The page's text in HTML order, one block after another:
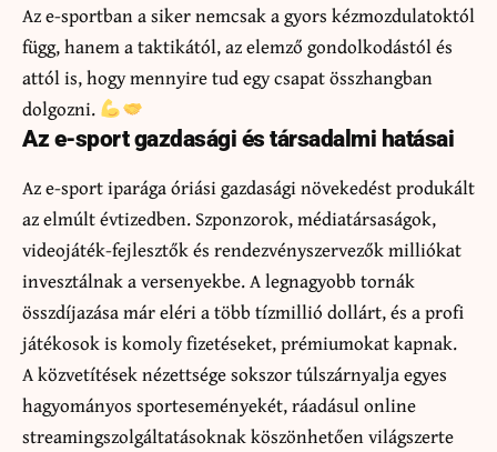
Az e-sportban a siker nemcsak a gyors kézmozdulatoktól
függ, hanem a taktikától, az elemző gondolkodástól és
attól is, hogy mennyire tud egy csapat összhangban
dolgozni.
Az e-sport gazdasági és társadalmi hatásai
Az e-sport iparága óriási gazdasági növekedést produkált
az elmúlt évtizedben. Szponzorok, médiatársaságok,
videojáték-fejlesztők és rendezvényszervezők milliókat
invesztálnak a versenyekbe. A legnagyobb tornák
összdíjazása már eléri a több tízmillió dollárt, és a profi
játékosok is komoly fizetéseket, prémiumokat kapnak.
A közvetítések nézettsége sokszor túlszárnyalja egyes
hagyományos sporteseményekét, ráadásul online
streamingszolgáltatásoknak köszönhetően világszerte